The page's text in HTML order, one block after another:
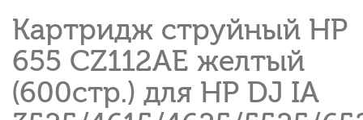
Картридж струйный HP
655 CZ112AE желтый
(600стр.) для HP DJ IA